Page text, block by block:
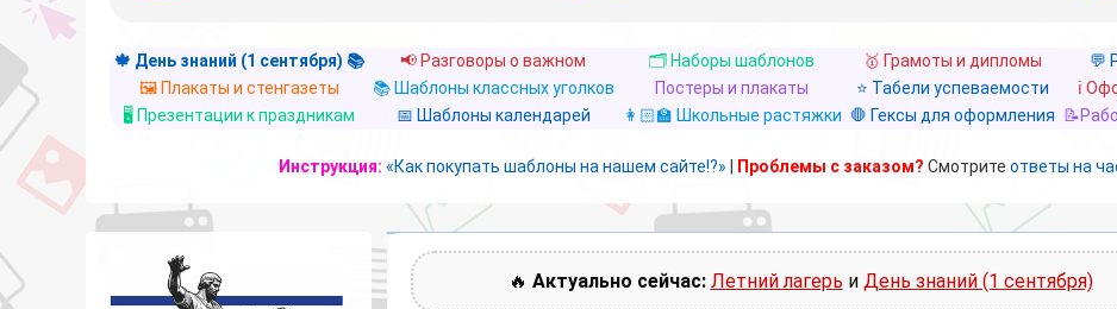
🍁 День знаний (1 сентября) 📚 📢 Разговоры о важном 🗂️ Наборы шаблонов 🥇 Грамоты и дипломы 💬
🖼️ Плакаты и стенгазеты
📚 Шаблоны классных уголков Постеры и плакаты ⭐ Табели успеваемости ℹ️
🖥️ Презентации к праздникам
📅 Шаблоны календарей 👩🏻‍🏫 Школьные растяжки 🛑 Гексы для оформления
Инструкция: «Как покупать шаблоны на нашем сайте!?» Проблемы с заказом? Смотрите ответы на
🔥 Актуально сейчас: Летний лагерь и День знаний (1 сентября)